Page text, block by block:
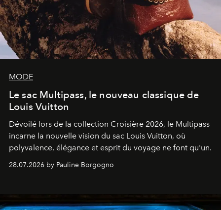
MODE
Le sac Multipass, le nouveau classique de
Louis Vuitton
Dévoilé lors de la collection Croisière 2026, le Multipass
incarne la nouvelle vision du sac Louis Vuitton, où
polyvalence, élégance et esprit du voyage ne font qu'un.
28.07.2026 by Pauline Borgogno